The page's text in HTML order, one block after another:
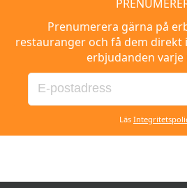
Prenumerera gärna på
restauranger och få dem direkt
erbjudanden varje
Läs